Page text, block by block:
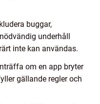
buggar,
underhåll
inte kan användas.
om en app bryter
gällande regler och